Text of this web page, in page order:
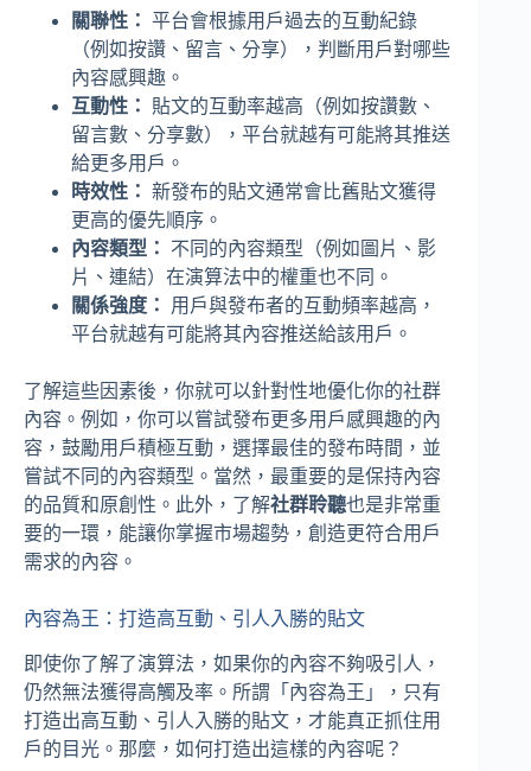
關聯性： 平台會根據用戶過去的互動紀錄
（例如按讚、留言、分享），判斷用戶對哪些
內容感興趣。
互動性：
貼文的互動率越高（例如按讚數、
留言數、分享數），平台就越有可能將其推送
給更多用戶。
時效性： 新發布的貼文通常會比舊貼文獲得
更高的優先順序。
內容類型：
不同的內容類型（例如圖片、影
片、連結）在演算法中的權重也不同。
關係強度：
用戶與發布者的互動頻率越高，
平台就越有可能將其內容推送給該用戶。
了解這些因素後，你就可以針對性地優化你的社群
內容。例如，你可以嘗試發布更多用戶感興趣的內
容，鼓勵用戶積極互動，選擇最佳的發布時間，並
嘗試不同的內容類型。當然，最重要的是保持內容
的品質和原創性。此外，了解社群聆聽也是非常重
要的一環，能讓你掌握市場趨勢，創造更符合用戶
需求的內容。
內容為王：打造高互動、引人入勝的貼文
即使你了解了演算法，如果你的內容不夠吸引人，
仍然無法獲得高觸及率。所謂「內容為王」，只有
打造出高互動、引人入勝的貼文，才能真正抓住用
戶的目光。那麼，如何打造出這樣的內容呢？